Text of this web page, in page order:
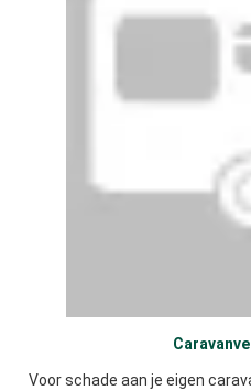
Voor schade aan je eigen